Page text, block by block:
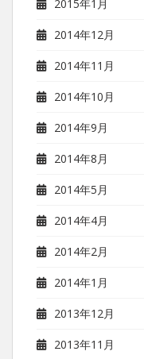
2015年1月
2014年12月
2014年11月
2014年10月
2014年9月
2014年8月
2014年5月
2014年4月
2014年2月
2014年1月
2013年12月
2013年11月